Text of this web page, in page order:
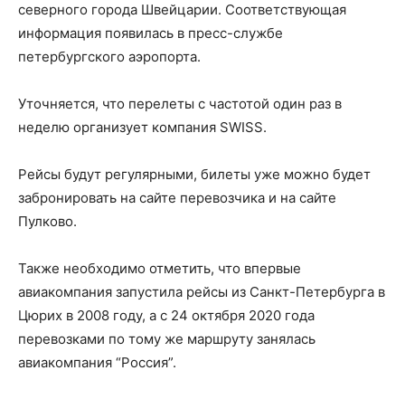
северного города Швейцарии. Соответствующая
информация появилась в пресс-службе
петербургского аэропорта.
Уточняется, что перелеты с частотой один раз в
неделю организует компания SWISS.
Рейсы будут регулярными, билеты уже можно будет
забронировать на сайте перевозчика и на сайте
Пулково.
Также необходимо отметить, что впервые
авиакомпания запустила рейсы из Санкт-Петербурга в
Цюрих в 2008 году, а с 24 октября 2020 года
перевозками по тому же маршруту занялась
авиакомпания “Россия”.